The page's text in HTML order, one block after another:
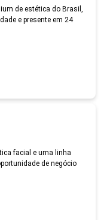
de estética do Brasil,
e presente em 24
facial e uma linha
de negócio